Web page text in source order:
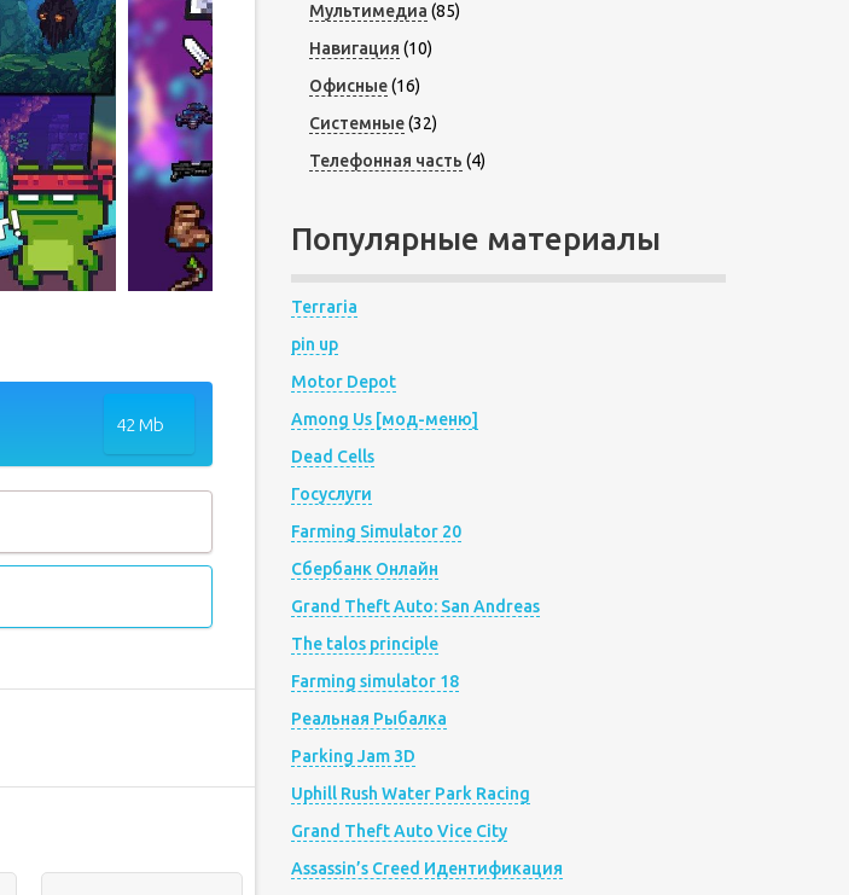
42 Mb
Мультимедиа (85)
Навигация (10)
Офисные(16)
Системные(32)
Телефонная часть (4)
Популярные материалы
Terraria
pin up
Motor Depot
Among Us [мод-меню]
Dead Cells
Госуслуги
Farming Simulator 20
Сбербанк Онлайн
Grand Theft Auto: San Andreas
The talos principle
Farming simulator 18
Реальная Рыбалка
Parking Jam 3D
Uphill Rush Water Park Racing
Grand Theft Auto Vice City
Assassin’s Creed Идентификация